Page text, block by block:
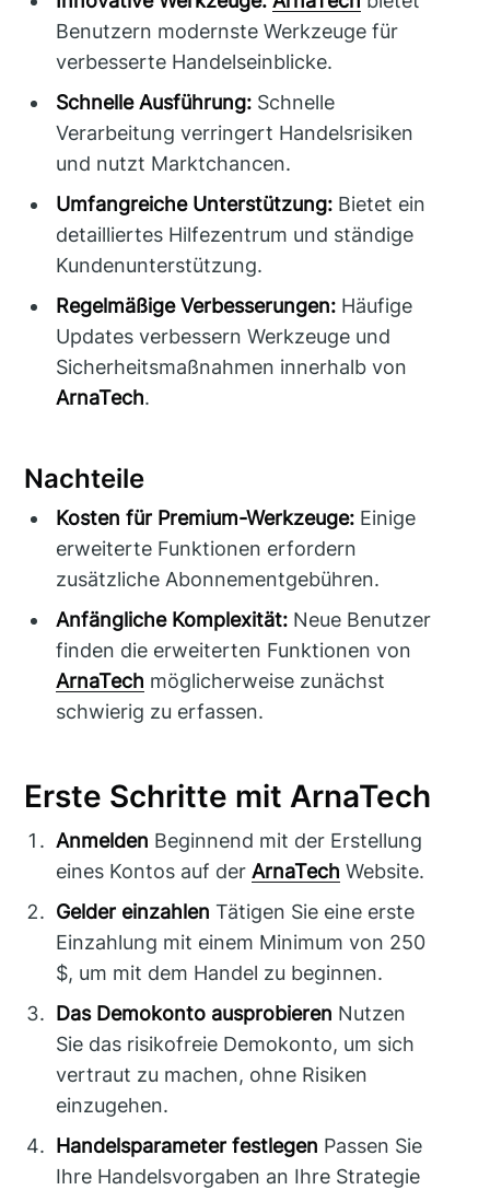
Benutzern modernste Werkzeuge für
verbesserte Handelseinblicke.
Schnelle Ausführung: Schnelle
Verarbeitung verringert Handelsrisiken
und nutzt Marktchancen.
Umfangreiche Unterstützung: Bietet ein
detailliertes Hilfezentrum und ständige
Kundenunterstützung.
Regelmäßige Verbesserungen: Häufige
Updates verbessern Werkzeuge und
Sicherheitsmaßnahmen innerhalb von
ArnaTech.
Nachteile
Kosten für Premium-Werkzeuge: Einige
erweiterte Funktionen erfordern
zusätzliche Abonnementgebühren.
Anfängliche Komplexität: Neue Benutzer
finden die erweiterten Funktionen von
ArnaTech möglicherweise zunächst
schwierig zu erfassen.
Erste Schritte mit ArnaTech
Anmelden Beginnend mit der Erstellung
eines Kontos auf derArnaTech Website.
Gelder einzahlen Tätigen Sie eine erste
Einzahlung mit einem Minimum von 250
$, um mit dem Handel zu beginnen.
Das Demokonto ausprobieren Nutzen
Sie das risikofreie Demokonto, um sich
vertraut zu machen, ohne Risiken
einzugehen.
Handelsparameter festlegen Passen Sie
Ihre Handelsvorgaben an Ihre Strategie